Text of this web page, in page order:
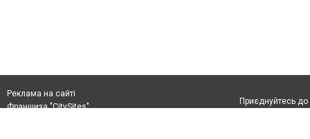
Реклама на сайті
Франшиза "CitySites"
Приєднуйтесь до